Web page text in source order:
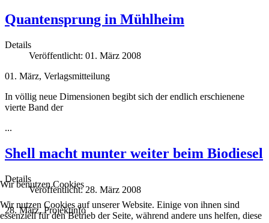
Quantensprung in Mühlheim
Details
Veröffentlicht: 01. März 2008
01. März, Verlagsmitteilung
In völlig neue Dimensionen begibt sich der endlich erschienene
vierte Band der
...
Shell macht munter weiter beim Biodiesel
Details
Veröffentlicht: 28. März 2008
28. März, Projektinfo
Wir benutzen Cookies
Wir nutzen Cookies auf unserer Website. Einige von ihnen sind
essenziell für den Betrieb der Seite, während andere uns helfen, diese